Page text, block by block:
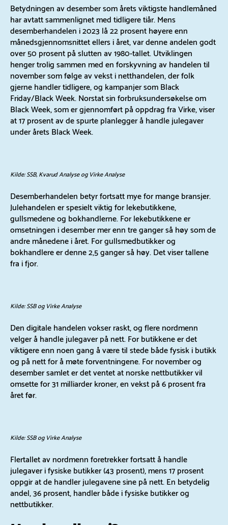
Betydningen av desember som årets viktigste handlemåned
har avtatt sammenlignet med tidligere tiår. Mens
desemberhandelen i 2023 lå 22 prosent høyere enn
månedsgjennomsnittet ellers i året, var denne andelen godt
over 50 prosent på slutten av 1980-tallet. Utviklingen
henger trolig sammen med en forskyvning av handelen til
november som følge av vekst i netthandelen, der folk
gjerne handler tidligere, og kampanjer som Black
Friday/Black Week. Norstat sin forbruksundersøkelse om
Black Week, som er gjennomført på oppdrag fra Virke, viser
at 17 prosent av de spurte planlegger å handle julegaver
under årets Black Week.
Kilde: SSB, Kvarud Analyse og Virke Analyse
Desemberhandelen betyr fortsatt mye for mange bransjer.
Julehandelen er spesielt viktig for lekebutikkene,
gullsmedene og bokhandlerne. For lekebutikkene er
omsetningen i desember mer enn tre ganger så høy som de
andre månedene i året. For gullsmedbutikker og
bokhandlere er denne 2,5 ganger så høy. Det viser tallene
fra i fjor.
Kilde: SSB og Virke Analyse
Den digitale handelen vokser raskt, og flere nordmenn
velger å handle julegaver på nett. For butikkene er det
viktigere enn noen gang å være til stede både fysisk i butikk
og på nett for å møte forventningene. For november og
desember samlet er det ventet at norske nettbutikker vil
omsette for 31 milliarder kroner, en vekst på 6 prosent fra
året før.
Kilde: SSB og Virke Analyse
Flertallet av nordmenn foretrekker fortsatt å handle
julegaver i fysiske butikker (43 prosent), mens 17 prosent
oppgir at de handler julegavene sine på nett. En betydelig
andel, 36 prosent, handler både i fysiske butikker og
nettbutikker.